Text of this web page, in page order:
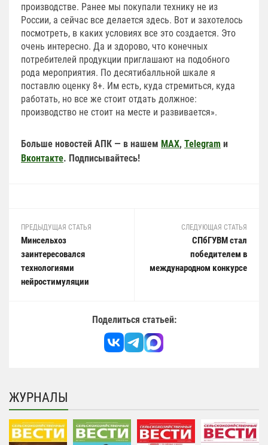
производстве. Ранее мы покупали технику не из
России, а сейчас все делается здесь. Вот и захотелось
посмотреть, в каких условиях все это создается. Это
очень интересно. Да и здорово, что конечных
потребителей продукции приглашают на подобного
рода мероприятия. По десятибалльной шкале я
поставлю оценку 8+. Им есть, куда стремиться, куда
работать, но все же стоит отдать должное:
производство не стоит на месте и развивается».
Больше новостей АПК — в нашем MAX, Telegram и
Вконтакте. Подписывайтесь!
ПРЕДЫДУЩАЯ СТАТЬЯ
Минсельхоз
заинтересовался
технологиями
нейростимуляции
СЛЕДУЮЩАЯ СТАТЬЯ
СПбГУВМ стал
победителем в
международном конкурсе
Поделиться статьей:
ЖУРНАЛЫ